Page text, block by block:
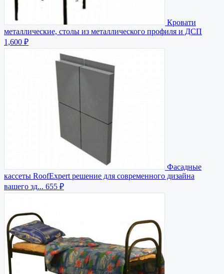
Кровати
металлические, столы из металлического профиля и ДСП
1,600 ₽
Фасадные
кассеты RoofExpert решение для современного дизайна
вашего зд... 655 ₽